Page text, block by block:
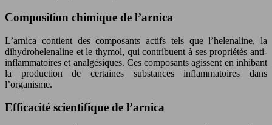
Composition chimique de l’arnica
L’arnica contient des composants actifs tels que l’helenaline, la
dihydrohelenaline et le thymol, qui contribuent à ses propriétés anti-
inflammatoires et analgésiques. Ces composants agissent en inhibant
la production de certaines substances inflammatoires dans
l’organisme.
Efficacité scientifique de l’arnica